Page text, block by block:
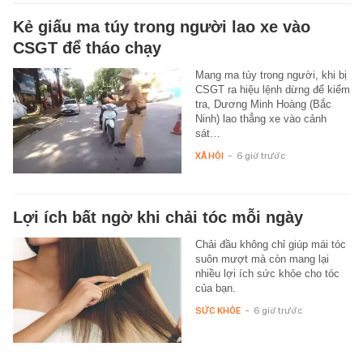
Kẻ giấu ma túy trong người lao xe vào
CSGT để tháo chạy
Mang ma túy trong người, khi bị
CSGT ra hiệu lệnh dừng để kiểm
tra, Dương Minh Hoàng (Bắc
Ninh) lao thẳng xe vào cảnh
sát…
XÃ HỘI - 6 giờ trước
Lợi ích bất ngờ khi chải tóc mỗi ngày
Chải đầu không chỉ giúp mái tóc
suôn mượt mà còn mang lại
nhiều lợi ích sức khỏe cho tóc
của bạn.
SỨC KHỎE - 6 giờ trước